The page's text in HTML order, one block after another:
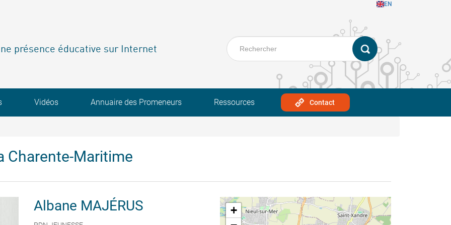
EN
présence éducative sur Internet
Vidéos Annuaire des Promeneurs Ressources Contact
Charente-Maritime
Albane MAJÉRUS
+